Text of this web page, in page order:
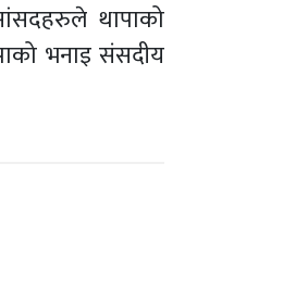
थापाको
भनाइ संसदीय